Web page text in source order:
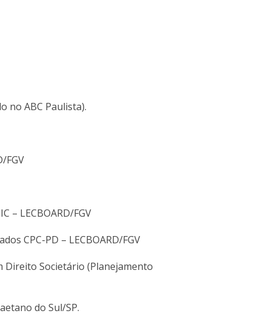
no ABC Paulista).
FGV
– LECBOARD/FGV
CPC-PD – LECBOARD/FGV
Direito Societário (Planejamento
do Sul/SP.